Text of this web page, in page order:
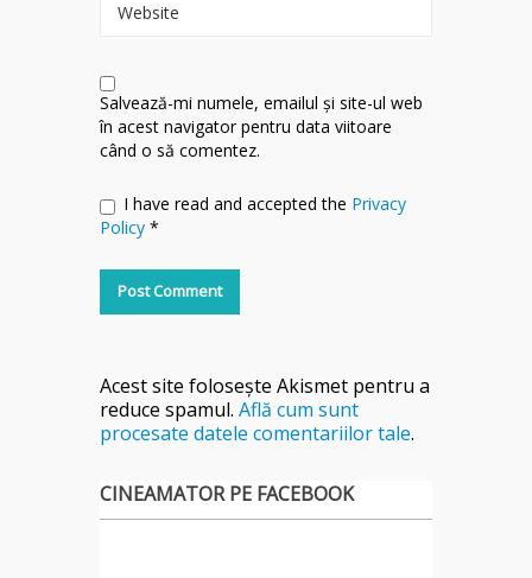
Website
Salvează-mi numele, emailul și site-ul web
în acest navigator pentru data viitoare
când o să comentez.
I have read and accepted the Privacy
Policy *
Acest site folosește Akismet pentru a
reduce spamul. Află cum sunt
procesate datele comentariilor tale.
CINEAMATOR PE FACEBOOK